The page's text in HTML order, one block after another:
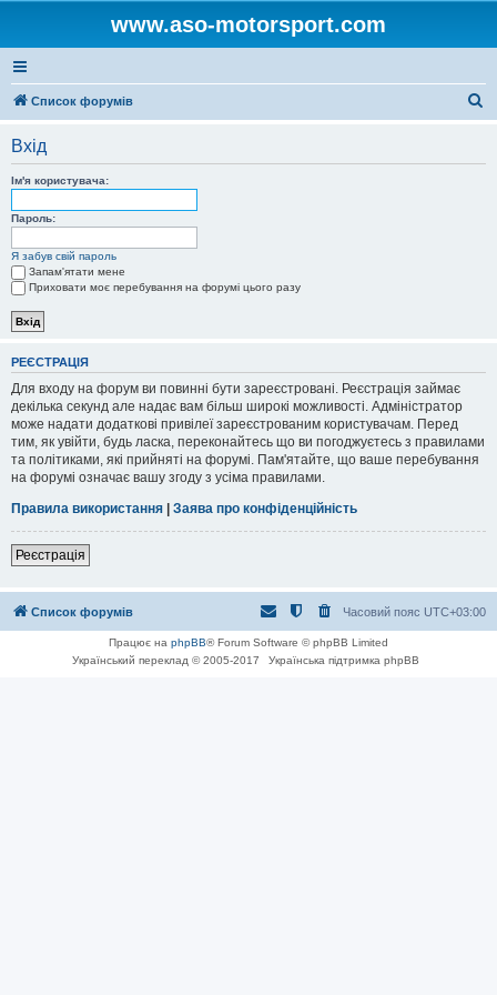
www.aso-motorsport.com
Список форумів
Вхід
Ім'я користувача:
Пароль:
Я забув свій пароль
Запам'ятати мене
Приховати моє перебування на форумі цього разу
РЕЄСТРАЦІЯ
Для входу на форум ви повинні бути зареєстровані. Реєстрація займає
декілька секунд але надає вам більш широкі можливості. Адміністратор
може надати додаткові привілеї зареєстрованим користувачам. Перед
тим, як увійти, будь ласка, переконайтесь що ви погоджуєтесь з правилами
та політиками, які прийняті на форумі. Пам'ятайте, що ваше перебування
на форумі означає вашу згоду з усіма правилами.
Правила використання | Заява про конфіденційність
Реєстрація
Список форумів Часовий пояс UTC+03:00
Працює на phpBB® Forum Software © phpBB Limited
Український переклад © 2005-2017
Українська підтримка phpBB